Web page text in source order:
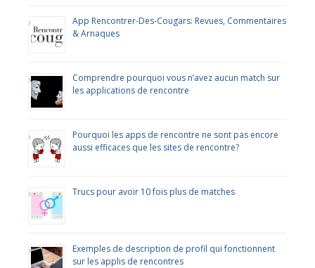
App Rencontrer-Des-Cougars: Revues, Commentaires
& Arnaques
Comprendre pourquoi vous n’avez aucun match sur
les applications de rencontre
Pourquoi les apps de rencontre ne sont pas encore
aussi efficaces que les sites de rencontre?
Trucs pour avoir 10 fois plus de matches
Exemples de description de profil qui fonctionnent
sur les applis de rencontres